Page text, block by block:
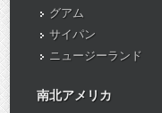
グアム
サイパン
ニュージーランド
南北アメリカ